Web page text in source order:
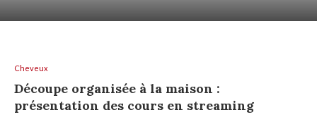
Cheveux
Découpe organisée à la maison :
présentation des cours en streaming